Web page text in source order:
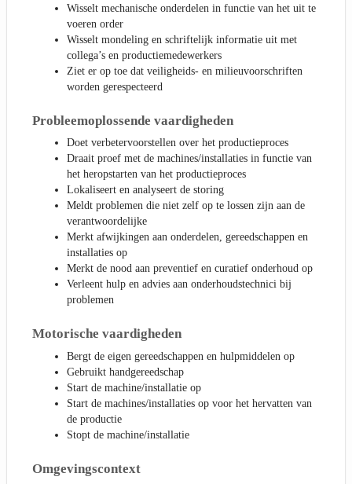
Wisselt mechanische onderdelen in functie van het uit te
voeren order
Wisselt mondeling en schriftelijk informatie uit met
collega’s en productiemedewerkers
Ziet er op toe dat veiligheids- en milieuvoorschriften
worden gerespecteerd
Probleemoplossende vaardigheden
Doet verbetervoorstellen over het productieproces
Draait proef met de machines/installaties in functie van
het heropstarten van het productieproces
Lokaliseert en analyseert de storing
Meldt problemen die niet zelf op te lossen zijn aan de
verantwoordelijke
Merkt afwijkingen aan onderdelen, gereedschappen en
installaties op
Merkt de nood aan preventief en curatief onderhoud op
Verleent hulp en advies aan onderhoudstechnici bij
problemen
Motorische vaardigheden
Bergt de eigen gereedschappen en hulpmiddelen op
Gebruikt handgereedschap
Start de machine/installatie op
Start de machines/installaties op voor het hervatten van
de productie
Stopt de machine/installatie
Omgevingscontext